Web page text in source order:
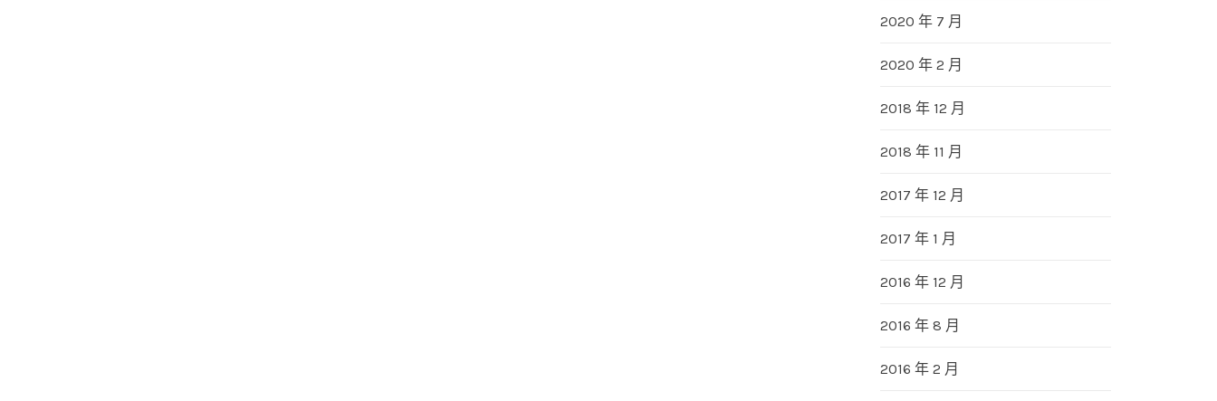
2020 年 7 月
2020 年 2 月
2018 年 12 月
2018 年 11 月
2017 年 12 月
2017 年 1 月
2016 年 12 月
2016 年 8 月
2016 年 2 月